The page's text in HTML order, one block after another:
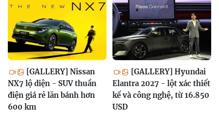
[GALLERY] Nissan
NX7 lộ diện - SUV thuần
điện giá rẻ lăn bánh hơn
600 km
[GALLERY] Hyundai
Elantra 2027 - lột xác thiết
kế và công nghệ, từ 16.850
USD